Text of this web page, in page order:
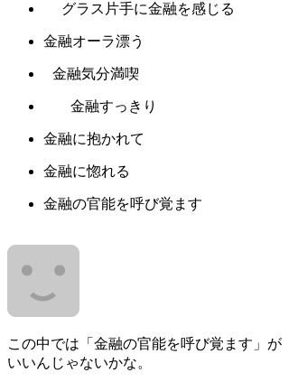
グラス片手に金融を感じる
金融オーラ漂う
金融気分満喫
金融すっきり
金融に抱かれて
金融に惚れる
金融の官能を呼び覚ます
この中では「金融の官能を呼び覚ます」が
いいんじゃないかな。